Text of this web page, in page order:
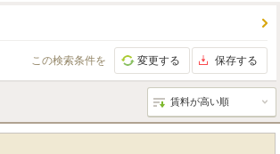
この検索条件を 変更する 保存する